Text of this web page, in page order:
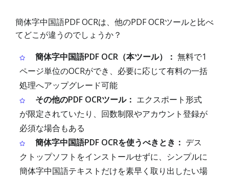
簡体字中国語PDF OCRは、他のPDF OCRツールと比べ
てどこが違うのでしょうか？
簡体字中国語PDF OCR（本ツール）： 無料で1
ページ単位のOCRができ、必要に応じて有料の一括
処理へアップグレード可能
その他のPDF OCRツール： エクスポート形式
が限定されていたり、回数制限やアカウント登録が
必須な場合もある
簡体字中国語PDF OCRを使うべきとき： デス
クトップソフトをインストールせずに、シンプルに
簡体字中国語テキストだけを素早く取り出したい場